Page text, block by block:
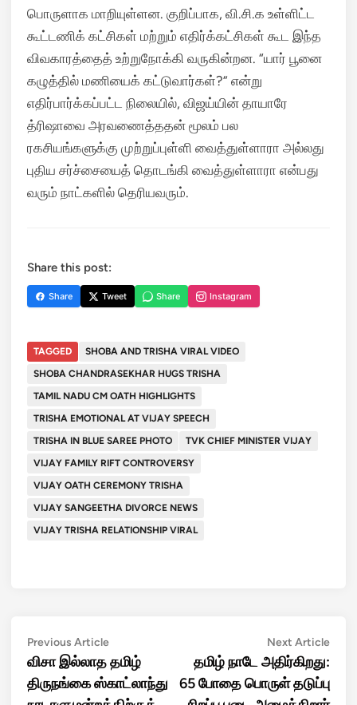
பொருளாக மாறியுள்ளன. குறிப்பாக, வி.சி.க உள்ளிட்ட
கூட்டணிக் கட்சிகள் மற்றும் எதிர்க்கட்சிகள் கூட இந்த
விவகாரத்தைத் உற்றுநோக்கி வருகின்றன. “யார் பூனை
கழுத்தில் மணியைக் கட்டுவார்கள்?” என்று
எதிர்பார்க்கப்பட்ட நிலையில், விஜய்யின் தாயாரே
த்ரிஷாவை அரவணைத்ததன் மூலம் பல
ரகசியங்களுக்கு முற்றுப்புள்ளி வைத்துள்ளாரா அல்லது
புதிய சர்ச்சையைத் தொடங்கி வைத்துள்ளாரா என்பது
வரும் நாட்களில் தெரியவரும்.
Share this post:
Share Tweet Share Instagram
TAGGED
SHOBA AND TRISHA VIRAL VIDEO
SHOBA CHANDRASEKHAR HUGS TRISHA
TAMIL NADU CM OATH HIGHLIGHTS
TRISHA EMOTIONAL AT VIJAY SPEECH
TRISHA IN BLUE SAREE PHOTO
TVK CHIEF MINISTER VIJAY
VIJAY FAMILY RIFT CONTROVERSY
VIJAY OATH CEREMONY TRISHA
VIJAY SANGEETHA DIVORCE NEWS
VIJAY TRISHA RELATIONSHIP VIRAL
Post
navigation
Previous ArticlePrevious
article:
விசா இல்லாத தமிழ்
திருநங்கை ஸ்காட்லாந்து
Next ArticleNext
தமிழ் நாடே அதிர்கிறது:
65 போதை பொருள் தடுப்பு